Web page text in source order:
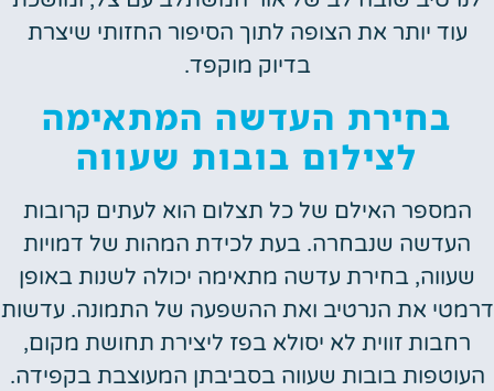
עוד יותר את הצופה לתוך הסיפור החזותי שיצרת
בדיוק מוקפד.
בחירת העדשה המתאימה
לצילום בובות שעווה
המספר האילם של כל תצלום הוא לעתים קרובות
העדשה שנבחרה. בעת לכידת המהות של דמויות
שעווה, בחירת עדשה מתאימה יכולה לשנות באופן
דרמטי את הנרטיב ואת ההשפעה של התמונה. עדשות
רחבות זווית לא יסולא בפז ליצירת תחושת מקום,
העוטפות בובות שעווה בסביבתן המעוצבת בקפידה.